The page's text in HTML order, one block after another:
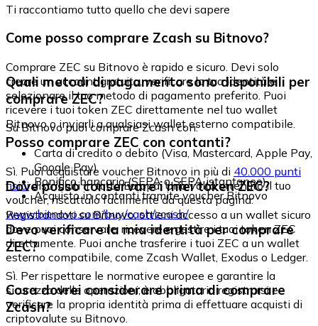
Ti raccontiamo tutto quello che devi sapere
Come posso comprare Zcash su Bitnovo?
Comprare ZEC su Bitnovo è rapido e sicuro. Devi solo
creare un account gratuito, verificare la tua identità e
selezionare il tuo metodo di pagamento preferito. Puoi
ricevere i tuoi token ZEC direttamente nel tuo wallet
Bitnovo o inviarli a qualsiasi wallet esterno compatibile.
Quali metodi di pagamento sono disponibili per
comprare ZEC?
Su Bitnovo puoi comprare Zcash con:
Carta di credito o debito (Visa, Mastercard, Apple Pay,
Google Pay)
Bonifico bancario (SEPA o SEPA istantaneo)
Acquisto in contanti tramite voucher Bitnovo
Posso comprare ZEC con contanti?
Sì. Puoi acquistare voucher Bitnovo in più di 40.000 punti
fisicidistribuiti in tutta Europa. Una volta ottenuto il tuo
voucher, riscattalo facilmente da questa pagina:
www.bitnovo.com/buy/cash/zcash/
Dove posso conservare i miei token ZEC?
Registrandoti su Bitnovo, ottieni accesso a un wallet sicuro
dove puoi conservare, ricevere e gestire i tuoi token ZEC
direttamente. Puoi anche trasferire i tuoi ZEC a un wallet
esterno compatibile, come Zcash Wallet, Exodus o Ledger.
Devo verificare la mia identità per comprare
ZEC?
Sì. Per rispettare le normative europee e garantire la
sicurezza delle operazioni, è obbligatorio registrarsi e
verificare la propria identità prima di effettuare acquisti di
criptovalute su Bitnovo.
Cosa dovrei considerare prima di comprare
Zcash?